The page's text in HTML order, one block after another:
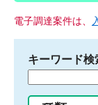
電子調達案件は、
キーワード検